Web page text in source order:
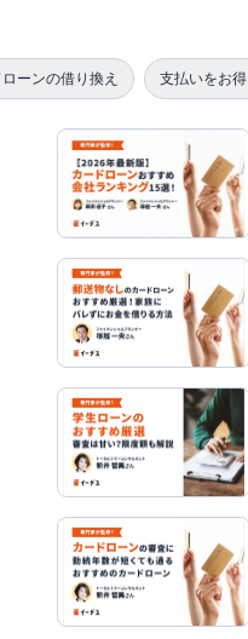
ーンの借り換え 支払いをお